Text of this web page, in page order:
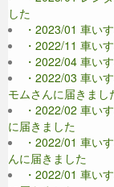
した
・2023/01 車い
・2022/11 車い
・2022/04 車い
・2022/03 車い
モムさんに届きまし
・2022/02 車い
に届きました
・2022/01 車い
んに届きました
・2022/01 車い